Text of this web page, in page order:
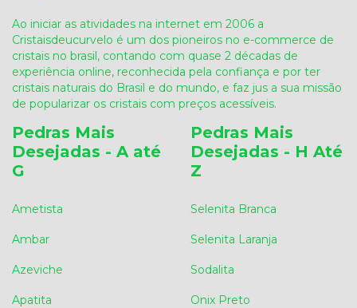
Ao iniciar as atividades na internet em 2006 a
Cristaisdeucurvelo é um dos pioneiros no e-commerce de
cristais no brasil, contando com quase 2 décadas de
experiência online, reconhecida pela confiança e por ter
cristais naturais do Brasil e do mundo, e faz jus a sua missão
de popularizar os cristais com preços acessíveis.
Pedras Mais
Desejadas - A até
G
Ametista
Ambar
Azeviche
Apatita
Pedras Mais
Desejadas - H Até
Z
Selenita Branca
Selenita Laranja
Sodalita
Onix Preto